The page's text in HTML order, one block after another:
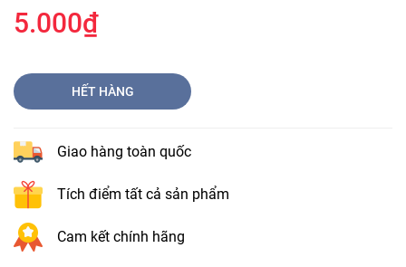
5.000₫
HẾT HÀNG
Giao hàng toàn quốc
Tích điểm tất cả sản phẩm
Cam kết chính hãng